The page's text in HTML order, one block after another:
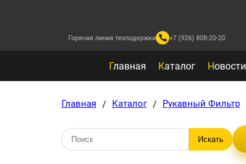
Горячая линия техподержки +7 (926) 808-20-20
Главная Каталог Новости
Главная / Каталог / Рукавный Фильтр